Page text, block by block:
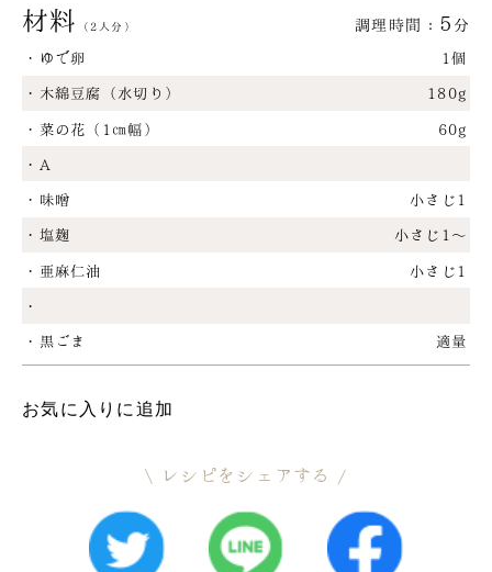
材料 （2人分） 調理時間： 5 分
・ゆで卵 1個
・木綿豆腐（水切り） 180g
・菜の花（1㎝幅） 60g
・A
・味噌 小さじ1
・塩麹 小さじ1～
・亜麻仁油 小さじ1
・
・黒ごま 適量
お気に入りに追加
レシピをシェアする